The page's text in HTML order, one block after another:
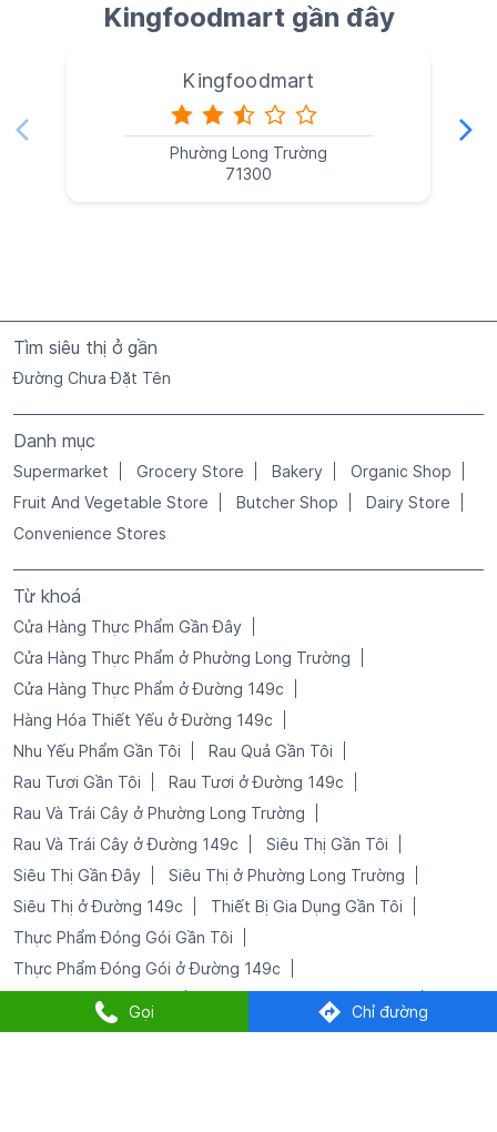
Gọi Chỉ đường
Tìm siêu thị ở gần
Đường Chưa Đặt Tên
Từ khoá
Cửa Hàng Thực Phẩm ở Phường Long Trường
Cửa Hàng Thực Phẩm ở Đường 149c
Hàng Hóa Thiết Yếu ở Đường 149c
Nhu Yếu Phẩm Gần Tôi
Rau Và Trái Cây ở Phường Long Trường
Rau Và Trái Cây ở Đường 149c
Siêu Thị Gần Đây
Siêu Thị ở Phường Long Trường
Siêu Thị ở Đường 149c
Thiết Bị Gia Dụng Gần Tôi
Thực Phẩm Đóng Gói Gần Tôi
Thực Phẩm Đóng Gói ở Đường 149c
Trái Cây Tươi Gần Tôi
Trái Cây Tươi ở Đường 149c
Đồ Gia Dụng Tại Đường 149c
Đồ Uống Gần Tôi
Đồ Uống ở Đường 149c